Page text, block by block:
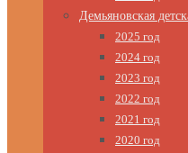
Демьяновская
2025 год
2024 год
2023 год
2022 год
2021 год
2020 год